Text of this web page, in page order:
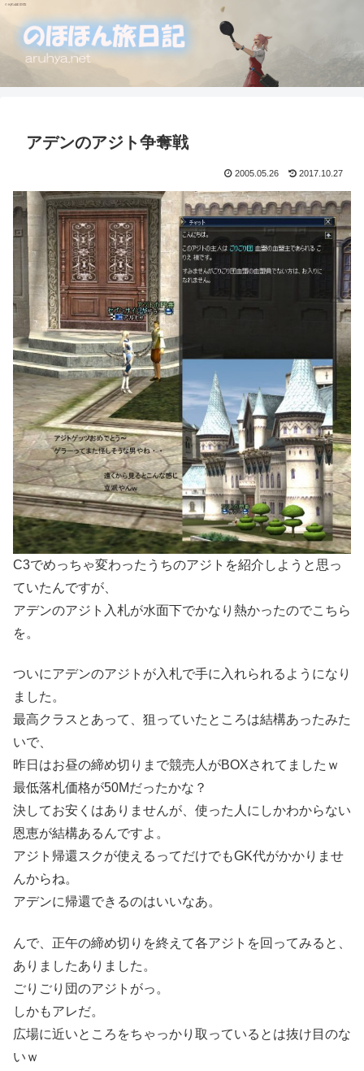
アデンのアジト争奪戦
2005.05.26 2017.10.27
C3でめっちゃ変わったうちのアジトを紹介しようと思っ
ていたんですが、
アデンのアジト入札が水面下でかなり熱かったのでこちら
を。
ついにアデンのアジトが入札で手に入れられるようになり
ました。
最高クラスとあって、狙っていたところは結構あったみた
いで、
昨日はお昼の締め切りまで競売人がBOXされてましたｗ
最低落札価格が50Mだったかな？
決してお安くはありませんが、使った人にしかわからない
恩恵が結構あるんですよ。
アジト帰還スクが使えるってだけでもGK代がかかりませ
んからね。
アデンに帰還できるのはいいなあ。
んで、正午の締め切りを終えて各アジトを回ってみると、
ありましたありました。
ごりごり団のアジトがっ。
しかもアレだ。
広場に近いところをちゃっかり取っているとは抜け目のな
いｗ